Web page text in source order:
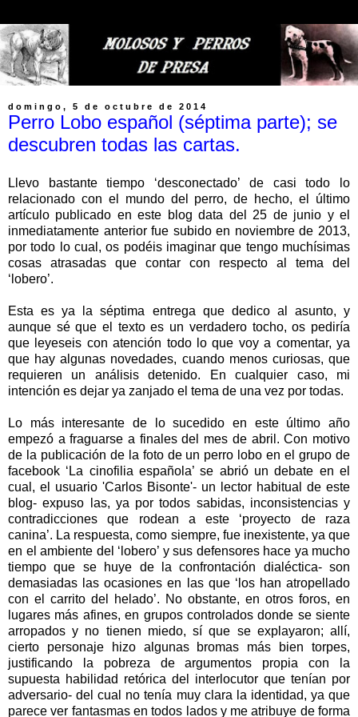
domingo, 5 de octubre de 2014
Perro Lobo español (séptima parte); se
descubren todas las cartas.
Llevo bastante tiempo ‘desconectado’ de casi todo lo
relacionado con el mundo del perro, de hecho, el último
artículo publicado en este blog data del 25 de junio y el
inmediatamente anterior fue subido en noviembre de 2013,
por todo lo cual, os podéis imaginar que tengo muchísimas
cosas atrasadas que contar con respecto al tema del
‘lobero’.
Esta es ya la séptima entrega que dedico al asunto, y
aunque sé que el texto es un verdadero tocho, os pediría
que leyeseis con atención todo lo que voy a comentar, ya
que hay algunas novedades, cuando menos curiosas, que
requieren un análisis detenido. En cualquier caso, mi
intención es dejar ya zanjado el tema de una vez por todas.
Lo más interesante de lo sucedido en este último año
empezó a fraguarse a finales del mes de abril. Con motivo
de la publicación de la foto de un perro lobo en el grupo de
facebook ‘La cinofilia española’ se abrió un debate en el
cual, el usuario 'Carlos Bisonte'- un lector habitual de este
blog- expuso las, ya por todos sabidas, inconsistencias y
contradicciones que rodean a este ‘proyecto de raza
canina’. La respuesta, como siempre, fue inexistente, ya que
en el ambiente del ‘lobero’ y sus defensores hace ya mucho
tiempo que se huye de la confrontación dialéctica- son
demasiadas las ocasiones en las que ‘los han atropellado
con el carrito del helado’. No obstante, en otros foros, en
lugares más afines, en grupos controlados donde se siente
arropados y no tienen miedo, sí que se explayaron; allí,
cierto personaje hizo algunas bromas más bien torpes,
justificando la pobreza de argumentos propia con la
supuesta habilidad retórica del interlocutor que tenían por
adversario- del cual no tenía muy clara la identidad, ya que
parece ver fantasmas en todos lados y me atribuye de forma